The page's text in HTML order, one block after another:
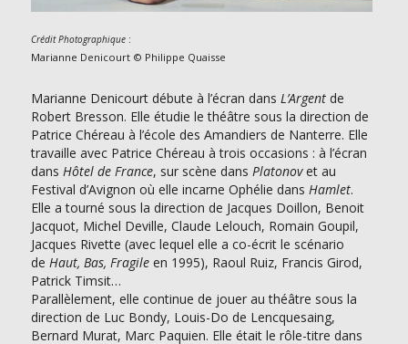
Crédit Photographique:
Marianne Denicourt © Philippe Quaisse
Marianne Denicourt débute à l’écran dans L’Argentde
Robert Bresson. Elle étudie le théâtre sous la direction de
Patrice Chéreau à l’école des Amandiers de Nanterre. Elle
travaille avec Patrice Chéreau à trois occasions : à l’écran
dans Hôtel de France, sur scène dans Platonovet au
Festival d’Avignon où elle incarne Ophélie dans Hamlet.
Elle a tourné sous la direction de Jacques Doillon, Benoit
Jacquot, Michel Deville, Claude Lelouch, Romain Goupil,
Jacques Rivette (avec lequel elle a co-écrit le scénario
de Haut, Bas, Fragileen 1995), Raoul Ruiz, Francis Girod,
Patrick Timsit…
Parallèlement, elle continue de jouer au théâtre sous la
direction de Luc Bondy, Louis-Do de Lencquesaing,
Bernard Murat, Marc Paquien. Elle était le rôle-titre dans